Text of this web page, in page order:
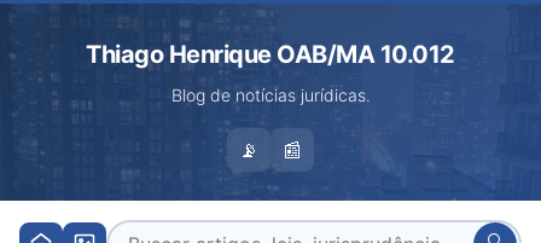
Thiago Henrique OAB/MA 10.012
Blog de notícias jurídicas.
📡 📰